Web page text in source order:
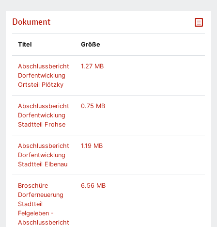
Dokument
Titel Größe
Abschlussbericht
Dorfentwicklung
Ortsteil Plötzky
1.27 MB
Abschlussbericht
Dorfentwicklung
Stadtteil Frohse
0.75 MB
Abschlussbericht
Dorfentwicklung
Stadtteil Elbenau
1.19 MB
Broschüre
Dorferneuerung
Stadtteil
Felgeleben -
Abschlussbericht
6.56 MB